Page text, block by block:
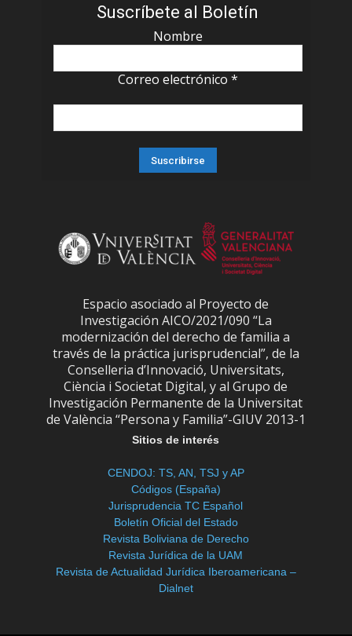
Suscríbete al Boletín
Nombre
Correo electrónico *
Espacio asociado al Proyecto de
Investigación AICO/2021/090 “La
modernización del derecho de familia a
través de la práctica jurisprudencial”, de la
Conselleria d’Innovació, Universitats,
Ciència i Societat Digital, y al Grupo de
Investigación Permanente de la Universitat
de València “Persona y Familia”-GIUV 2013-1
Sitios de interés
CENDOJ: TS, AN, TSJ y AP
Códigos (España)
Jurisprudencia TC Español
Boletín Oficial del Estado
Revista Boliviana de Derecho
Revista Jurídica de la UAM
Revista de Actualidad Jurídica Iberoamericana –
Dialnet